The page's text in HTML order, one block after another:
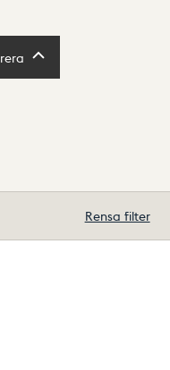
Rensa filter